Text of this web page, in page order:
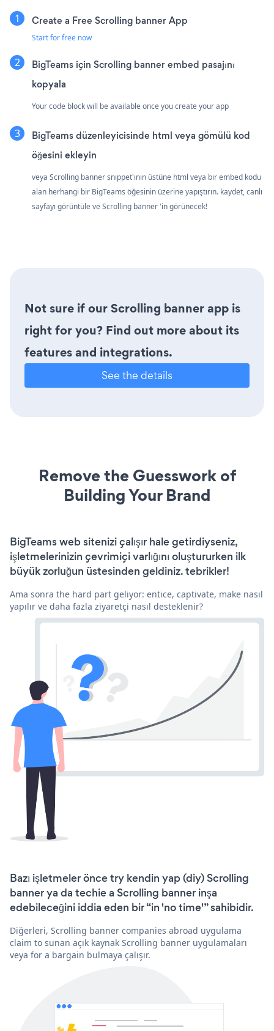
Create a Free Scrolling banner App
Start for free now
BigTeams için Scrolling banner embed pasajını
kopyala
Your code block will be available once you create your app
BigTeams düzenleyicisinde html veya gömülü kod
öğesini ekleyin
veya Scrolling banner snippet'inin üstüne html veya bir embed kodu
alan herhangi bir BigTeams öğesinin üzerine yapıştırın. kaydet, canlı
sayfayı görüntüle ve Scrolling banner 'in görünecek!
Not sure if our Scrolling banner app is
right for you? Find out more about its
features and integrations.
See the details
Remove the Guesswork of
Building Your Brand
BigTeams web sitenizi çalışır hale getirdiyseniz,
işletmelerinizin çevrimiçi varlığını oluştururken ilk
büyük zorluğun üstesinden geldiniz. tebrikler!
Ama sonra the hard part geliyor: entice, captivate, make nasıl
yapılır ve daha fazla ziyaretçi nasıl desteklenir?
Bazı işletmeler önce try kendin yap (diy) Scrolling
banner ya da techie a Scrolling banner inşa
edebileceğini iddia eden bir “in 'no time'” sahibidir.
Diğerleri, Scrolling banner companies abroad uygulama
claim to sunan açık kaynak Scrolling banner uygulamaları
veya for a bargain bulmaya çalışır.